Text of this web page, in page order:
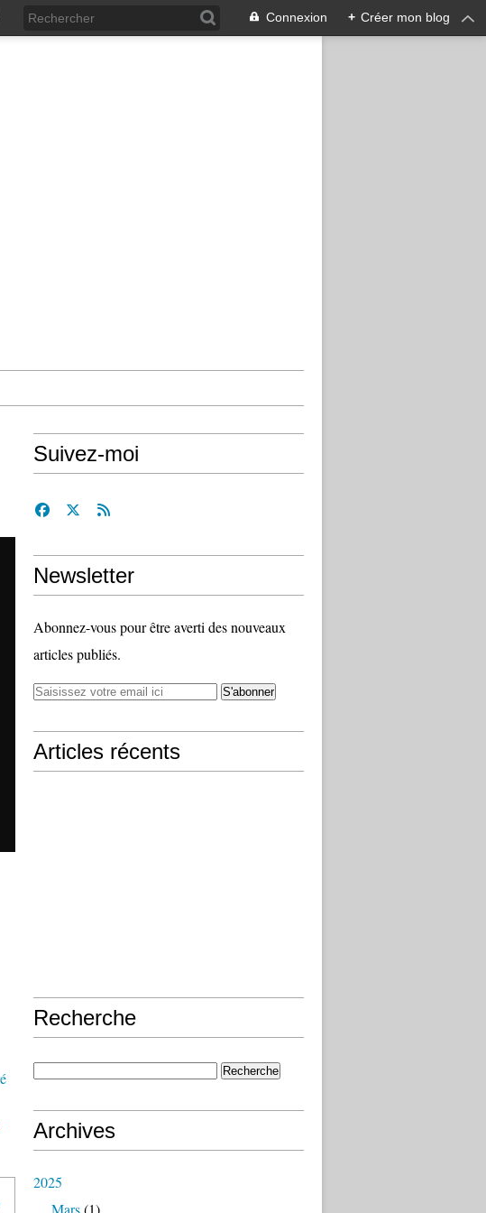
Connexion + Créer mon blog
Suivez-moi
Newsletter
Abonnez-vous pour être averti des nouveaux
articles publiés.
Articles récents
Recherche
Archives
2025
Mars(1)